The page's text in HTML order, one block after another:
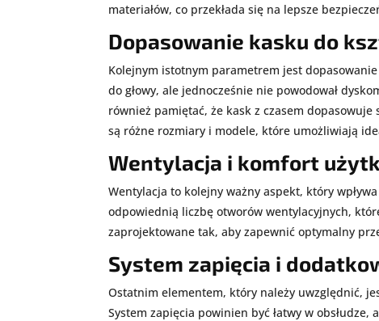
materiałów, co przekłada się na lepsze
Dopasowanie kasku do
Kolejnym istotnym parametrem jest
do głowy, ale jednocześnie nie powodował
również pamiętać, że kask z czasem dopasowuje
są różne rozmiary i modele, które umożliwiają
Wentylacja i komfort
Wentylacja to kolejny ważny aspekt, który
odpowiednią liczbę otworów wentylacyjnych,
zaprojektowane tak, aby zapewnić optymalny
System zapięcia i
Ostatnim elementem, który należy uwzględnić,
System zapięcia powinien być łatwy w